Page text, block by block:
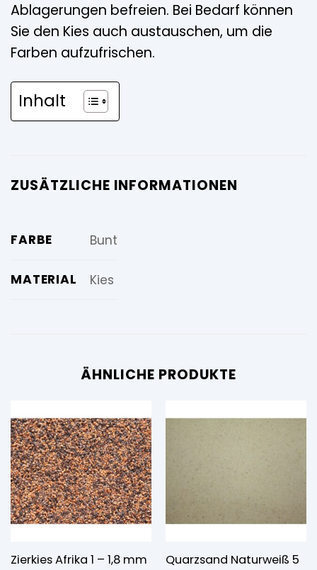
Ablagerungen befreien. Bei Bedarf können
Sie den Kies auch austauschen, um die
Farben aufzufrischen.
Inhalt
ZUSÄTZLICHE INFORMATIONEN
FARBE Bunt
MATERIAL Kies
ÄHNLICHE PRODUKTE
Zierkies Afrika 1 – 1,8 mm
Quarzsand Naturweiß 5